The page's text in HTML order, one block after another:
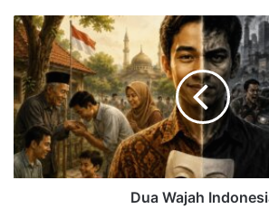
Dua Wajah